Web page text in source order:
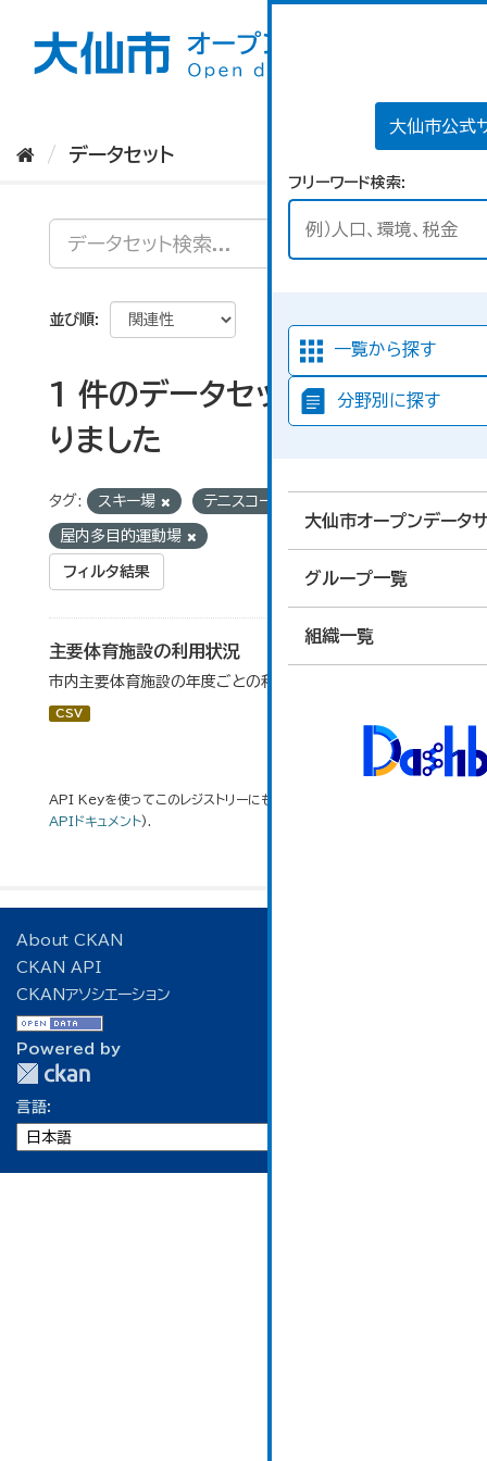
大仙市公式
フリーワード検索
一覧から探す
分野別に探す
大仙市オープンデータ
グループ一覧
組織一覧
データセット
並び順
1 件のデータセットが見つか
りました
タグ: スキー場 テニスコート
屋内多目的運動場
フィルタ結果
主要体育施設の利用状況
市内主要体育施設の年度ごとの利用状況データです。
CSV
API Keyを使ってこのレジストリーにもアクセス可能です
APIドキュメント).
About CKAN
CKAN API
CKANアソシエーション
Powered by
言語